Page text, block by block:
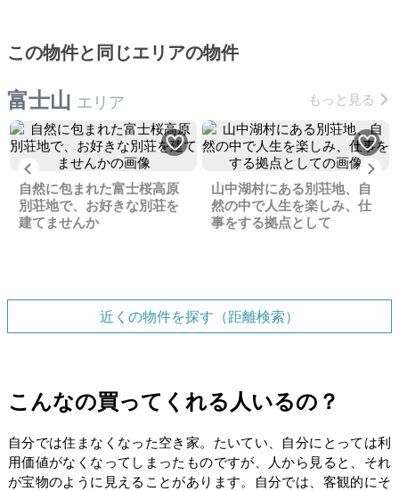
この物件と同じエリアの物件
富士山 エリア もっと見る
Previous
自然に包まれた富士桜高原
別荘地で、お好きな別荘を
建てませんか
山中湖村にある別荘地、自
然の中で人生を楽しみ、仕
事をする拠点として
近くの物件を探す（距離検索）
こんなの買ってくれる人いるの？
自分では住まなくなった空き家。たいてい、自分にとっては利
用価値がなくなってしまったものですが、人から見ると、それ
が宝物のように見えることがあります。自分では、客観的にそ